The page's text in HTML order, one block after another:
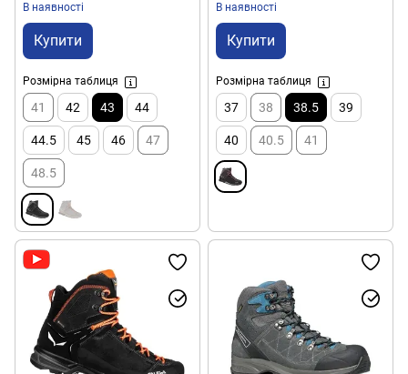
В наявності
Купити
Розмірна таблиця
41 42 43 44
44.5 45 46 47
48.5
В наявності
Купити
Розмірна таблиця
37 38 38.5 39
40 40.5 41